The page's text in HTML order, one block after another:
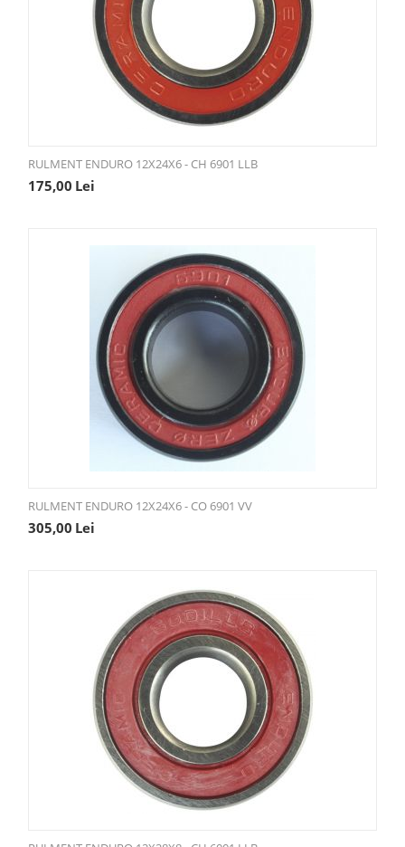
RULMENT ENDURO 12X24X6 - CH 6901 LLB
175,00 Lei
RULMENT ENDURO 12X24X6 - CO 6901 VV
305,00 Lei